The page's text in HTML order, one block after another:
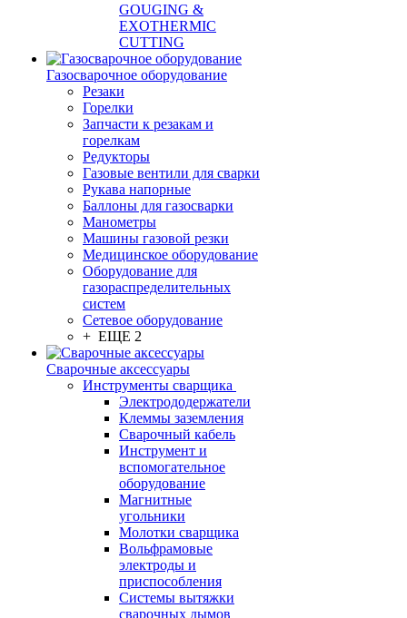
GOUGING &
EXOTHERMIC
CUTTING
Газосварочное оборудование
Резаки
Горелки
Запчасти к резакам и
горелкам
Редукторы
Газовые вентили для сварки
Рукава напорные
Баллоны для газосварки
Манометры
Машины газовой резки
Медицинское оборудование
Оборудование для
газораспределительных
систем
Сетевое оборудование
+ ЕЩЕ 2
Сварочные аксессуары
Инструменты сварщика
Электрододержатели
Клеммы заземления
Сварочный кабель
Инструмент и
вспомогательное
оборудование
Магнитные
угольники
Молотки сварщика
Вольфрамовые
электроды и
приспособления
Системы вытяжки
сварочных дымов